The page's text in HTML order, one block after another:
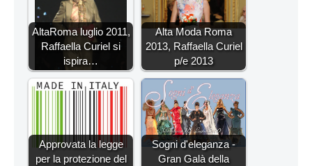
AltaRoma luglio 2011,
Raffaella Curiel si
ispira…
Alta Moda Roma
2013, Raffaella Curiel
p/e 2013
Approvata la legge
per la protezione del
Sogni d'eleganza -
Gran Galà della